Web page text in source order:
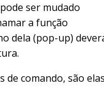
ser mudado
a função
dela (pop-up)
de comando, são